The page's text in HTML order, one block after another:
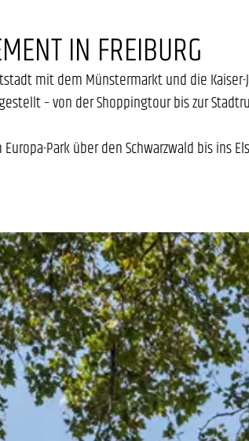
IN FREIBURG
mit dem Münstermarkt und die
– von der Shoppingtour bis zur
Europa-Park über den Schwarzwald bis ins